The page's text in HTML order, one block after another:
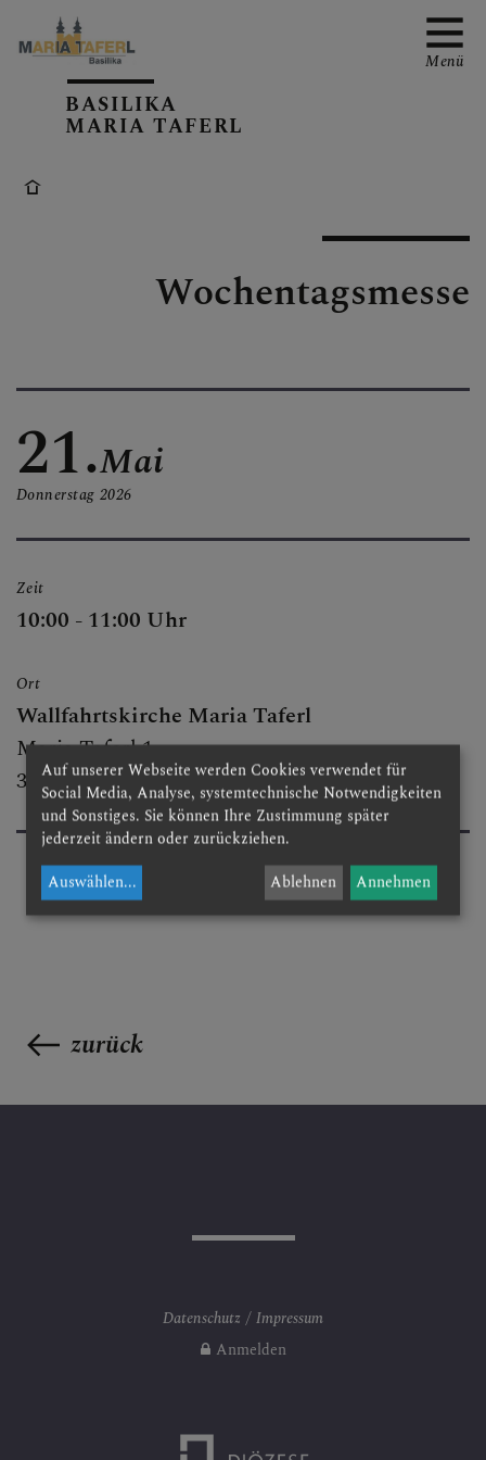
PFARRKIRCHE
BESUCHEN & ERLEBEN
FESTE & FEIERN
GRUPPEN & RUNDEN
GOTTESDIENSTORDNUN
G
BASILIKA
MARIA TAFERL
Menü
Wochentagsmesse
21.
Donnerstag
Mai
2026
Zeit
10:00 - 11:00 Uhr
Ort
Wallfahrtskirche Maria Taferl
Maria Taferl 1
3672 Maria Taferl
zurück
Datenschutz
Impressum
Anmelden
Auf unserer Webseite werden Cookies verwendet für
Social Media, Analyse, systemtechnische Notwendigkeiten
und Sonstiges. Sie können Ihre Zustimmung später
jederzeit ändern oder zurückziehen.
Auswählen... Ablehnen Annehmen